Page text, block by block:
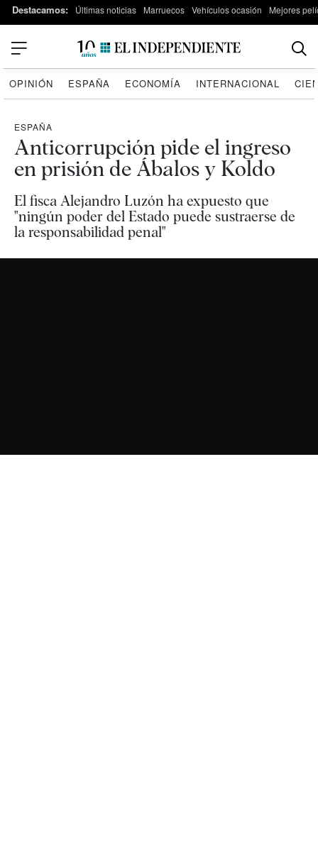
Destacamos: Últimas noticias Marruecos Vehículos ocasión Mejores
OPINIÓN ESPAÑA ECONOMÍA INTERNACIONAL
ESPAÑA
Anticorrupción pide el ingreso
en prisión de Ábalos y Koldo
El fisca Alejandro Luzón ha expuesto que
"ningún poder del Estado puede sustraerse de
la responsabilidad penal"